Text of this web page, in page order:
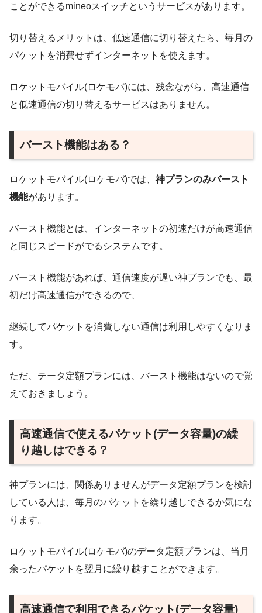
ことができるmineoスイッチというサービスがあります。
切り替えるメリットは、低速通信に切り替えたら、毎月の
パケットを消費せずインターネットを使えます。
ロケットモバイル(ロケモバ)には、残念ながら、高速通信
と低速通信の切り替えるサービスはありません。
バースト機能はある？
ロケットモバイル(ロケモバ)では、 神プランのみバースト
機能があります。
バースト機能とは、インターネットの初速だけが高速通信
と同じスピードがでるシステムです。
バースト機能があれば、通信速度が遅い神プランでも、最
初だけ高速通信ができるので、
継続してパケットを消費しない通信は利用しやすくなりま
す。
ただ、テータ定額プランには、バースト機能はないので覚
えておきましょう。
高速通信で使えるパケット(データ容量)の繰
り越しはできる？
神プランには、関係ありませんがデータ定額プランを検討
している人は、毎月のパケットを繰り越しできるか気にな
ります。
ロケットモバイル(ロケモバ)のデータ定額プランは、当月
余ったパケットを翌月に繰り越すことができます。
高速通信で利用できるパケット(データ容量)